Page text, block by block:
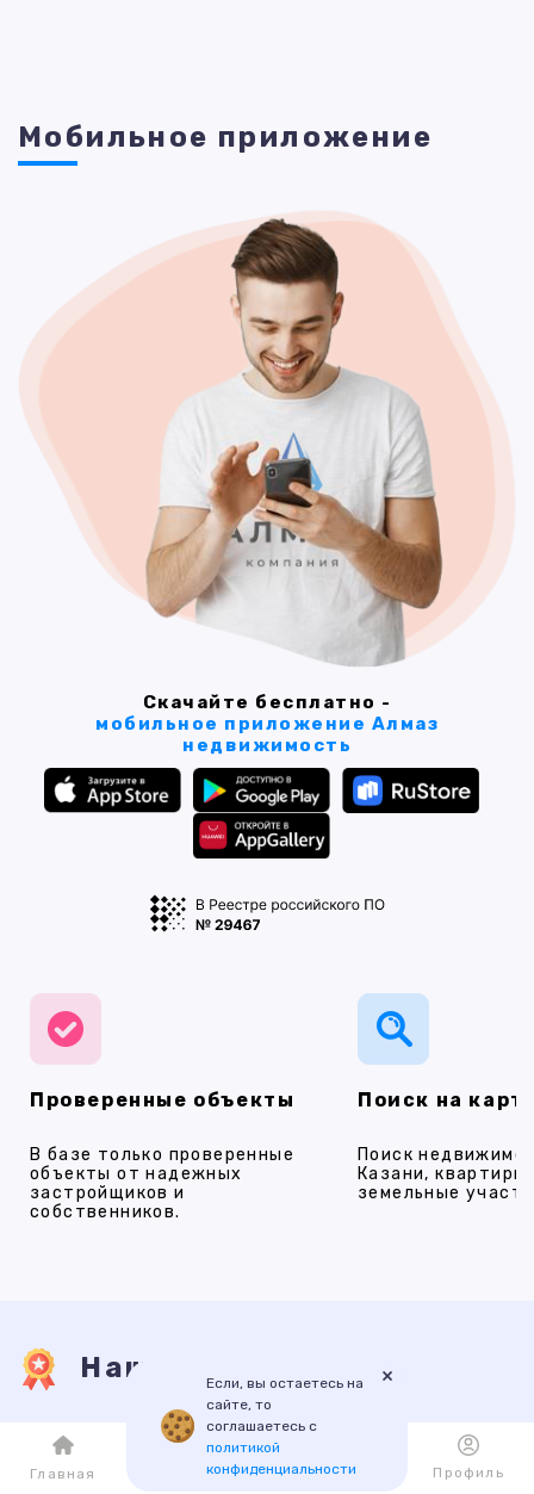
Мобильное приложение
Скачайте бесплатно -
мобильное приложение Алмаз
недвижимость
Проверенные объекты
В базе только проверенные
объекты от надежных
застройщиков и
собственников.
Поиск на
Поиск
Казани,
земельные
Наши услуги
ПРОДАЖА АРЕНДА НОВОСТРОЙКИ ИПОТЕКА
Если, вы остаетесь на
сайте, то
соглашаетесь с
политикой
конфиденциальности
×
Главная Каталог Избранное Профиль